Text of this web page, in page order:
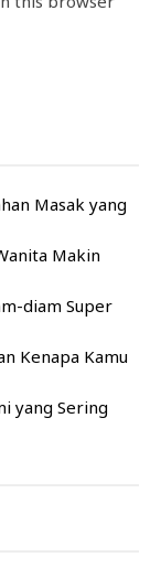
Masak yang
Makin
diam Super
Kenapa Kamu
yang Sering